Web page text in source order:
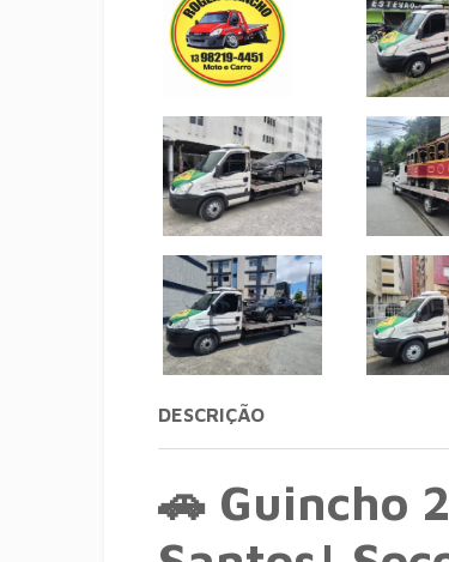
DESCRIÇÃO
🚗 Guincho